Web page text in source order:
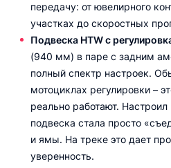
передачу: от ювелирного
участках до скоростных
Подвеска HTW с
(940 мм) в паре с задним
полный спектр настроек.
мотоциклах регулировки –
реально работают.
подвеска стала просто
и ямы. На треке это дает
уверенность.